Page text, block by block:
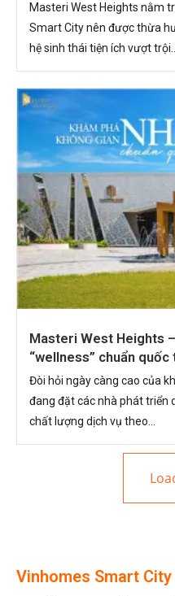
Masteri West Heights nằm
Smart City nên được thừa
hệ sinh thái tiện ích vượt
Masteri West Heights
“wellness” chuẩn quốc
Đòi hỏi ngày càng cao của
đang đặt các nhà phát triển
chất lượng dịch vụ theo...
Vinhomes Smart City